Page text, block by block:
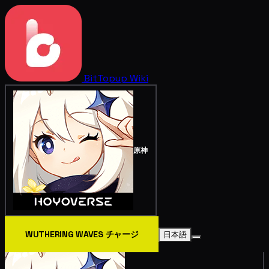
BitTopup Wiki
原神
WUTHERING WAVES チャージ 日本語